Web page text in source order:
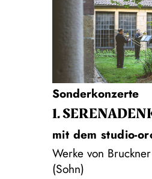
Sonderkonzerte
1.
mit dem studio-
Werke von
(Sohn)